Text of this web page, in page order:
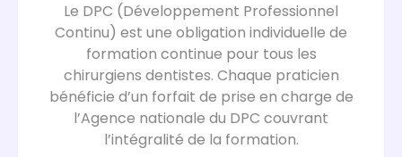
Le DPC (Développement Professionnel
Continu) est une obligation individuelle de
formation continue pour tous les
chirurgiens dentistes. Chaque praticien
bénéficie d’un forfait de prise en charge de
l’Agence nationale du DPC couvrant
l’intégralité de la formation.